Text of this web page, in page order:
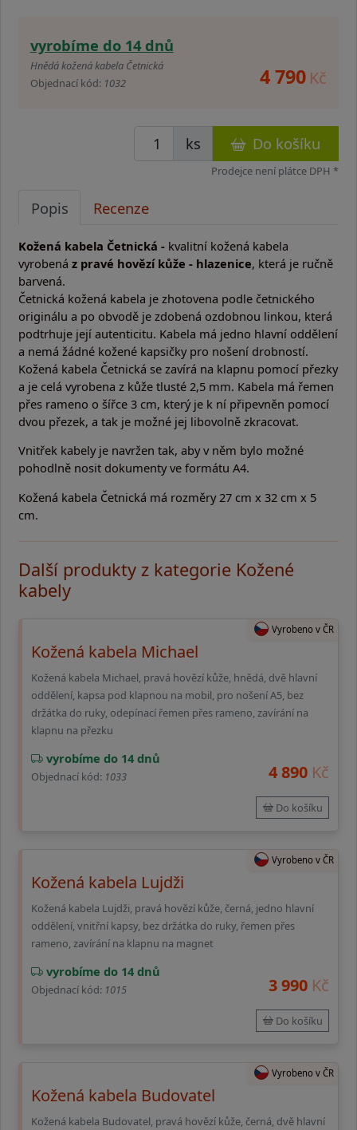
vyrobíme do 14 dnů
Hnědá kožená kabela Četnická
Objednací kód:1032 4 790 Kč
ks Do košíku
Prodejce není plátce DPH *
Popis Recenze
Kožená kabela Četnická - kvalitní kožená kabela
vyrobená z pravé hovězí kůže - hlazenice, která je ručně
barvená.
Četnická kožená kabela je zhotovena podle četnického
originálu a po obvodě je zdobená ozdobnou linkou, která
podtrhuje její autenticitu. Kabela má jedno hlavní oddělení
a nemá žádné kožené kapsičky pro nošení drobností.
Kožená kabela Četnická se zavírá na klapnu pomocí přezky
a je celá vyrobena z kůže tlusté 2,5 mm. Kabela má řemen
přes rameno o šířce 3 cm, který je k ní připevněn pomocí
dvou přezek, a tak je možné jej libovolně zkracovat.
Vnitřek kabely je navržen tak, aby v něm bylo možné
pohodlně nosit dokumenty ve formátu A4.
Kožená kabela Četnická má rozměry 27 cm x 32 cm x 5
cm.
Další produkty z kategorie Kožené
kabely
Vyrobeno v ČR
Kožená kabela Michael
Kožená kabela Michael, pravá hovězí kůže, hnědá, dvě hlavní
oddělení, kapsa pod klapnou na mobil, pro nošení A5, bez
držátka do ruky, odepínací řemen přes rameno, zavírání na
klapnu na přezku
vyrobíme do 14 dnů
Objednací kód: 1033 4 890 Kč
Do košíku
Vyrobeno v ČR
Kožená kabela Lujdži
Kožená kabela Lujdži, pravá hovězí kůže, černá, jedno hlavní
oddělení, vnitřní kapsy, bez držátka do ruky, řemen přes
rameno, zavírání na klapnu na magnet
vyrobíme do 14 dnů
Objednací kód: 1015 3 990 Kč
Do košíku
Vyrobeno v ČR
Kožená kabela Budovatel
Kožená kabela Budovatel, pravá hovězí kůže, černá, dvě hlavní